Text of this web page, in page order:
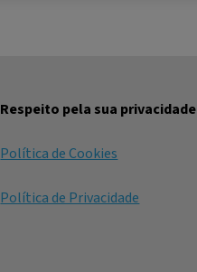
Respeito pela sua privacidade
Política de Cookies
Política de Privacidade